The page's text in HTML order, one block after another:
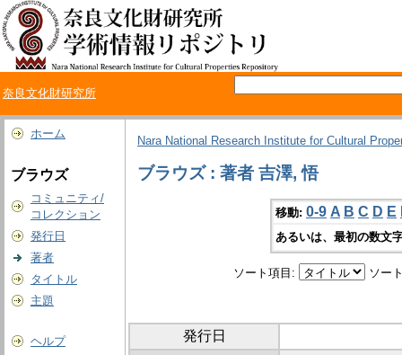
奈良文化財研究所
ホーム
ブラウズ
コミュニティ/
コレクション
発行日
著者
タイトル
主題
ヘルプ
Nara National Research Institute for Cultural
ブラウズ : 著者 吉澤, 悟
移動: 0-9 A B C D E
あるいは、最初の数文
ソート項目: ソー
発行日